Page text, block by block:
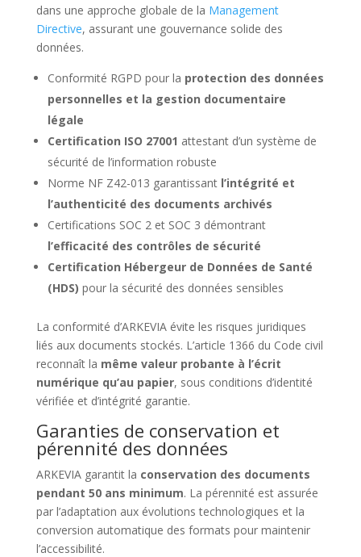
dans une approche globale de la Management
Directive, assurant une gouvernance solide des
données.
Conformité RGPD pour la protection des données
personnelles et la gestion documentaire
légale
Certification ISO 27001 attestant d’un système de
sécurité de l’information robuste
Norme NF Z42-013 garantissant l’intégrité et
l’authenticité des documents archivés
Certifications SOC 2 et SOC 3 démontrant
l’efficacité des contrôles de sécurité
Certification Hébergeur de Données de Santé
(HDS) pour la sécurité des données sensibles
La conformité d’ARKEVIA évite les risques juridiques
liés aux documents stockés. L’article 1366 du Code civil
reconnaît la même valeur probante à l’écrit
numérique qu’au papier, sous conditions d’identité
vérifiée et d’intégrité garantie.
Garanties de conservation et
pérennité des données
ARKEVIA garantit la conservation des documents
pendant 50 ans minimum. La pérennité est assurée
par l’adaptation aux évolutions technologiques et la
conversion automatique des formats pour maintenir
l’accessibilité.